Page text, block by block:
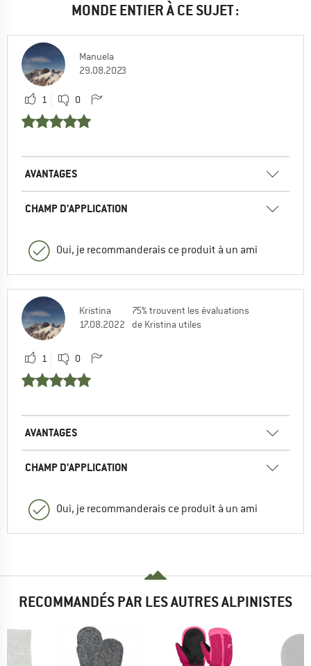
MONDE ENTIER À CE SUJET :
Manuela
29.08.2023
1 0
AVANTAGES
CHAMP D'APPLICATION
Oui, je recommanderais ce produit à un ami
Kristina
17.08.2022
75% trouvent les évaluations
de Kristina utiles
1 0
AVANTAGES
CHAMP D'APPLICATION
Oui, je recommanderais ce produit à un ami
RECOMMANDÉS PAR LES AUTRES ALPINISTES